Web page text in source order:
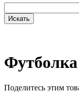
Поделитесь этим